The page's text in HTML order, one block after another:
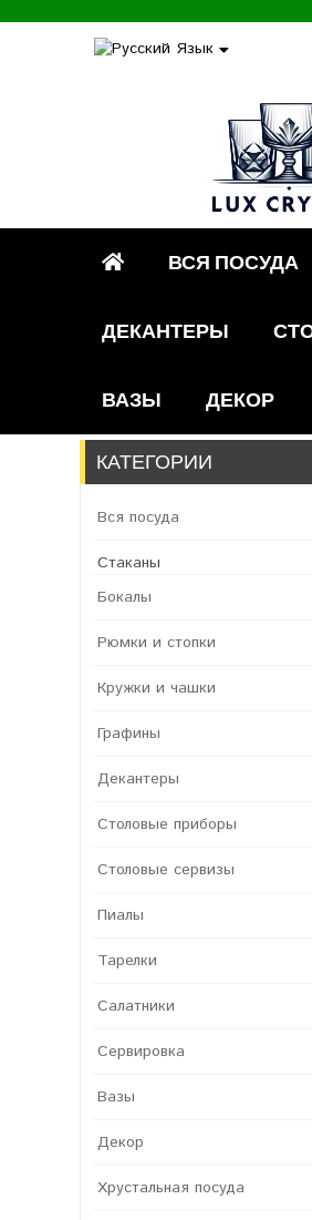
Язык
ВСЯ ПОСУДА
ДЕКАНТЕРЫ
ВАЗЫ ДЕКОР
КАТЕГОРИИ
Вся посуда
Стаканы
Бокалы
Рюмки и стопки
Кружки и чашки
Графины
Декантеры
Столовые приборы
Столовые сервизы
Пиалы
Тарелки
Салатники
Сервировка
Вазы
Декор
Хрустальная посуда